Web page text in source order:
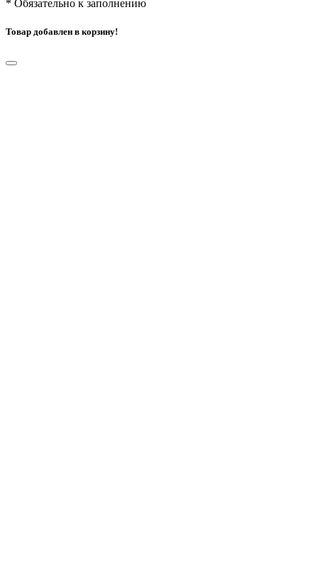
* Обязательно к заполнению
Товар добавлен в корзину!